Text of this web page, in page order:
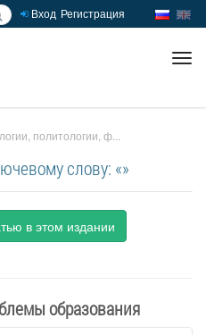
Вход Регистрация
политологии, ф...
слову: «»
в этом издании
образования